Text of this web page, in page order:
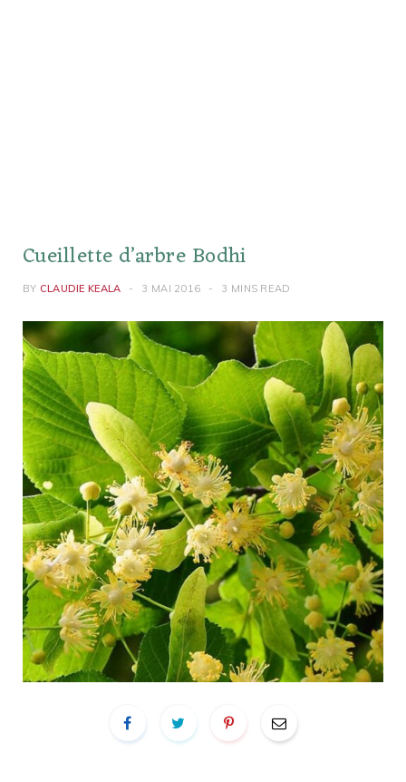
Cueillette d’arbre Bodhi
BY CLAUDIE KEALA 3 MAI 2016 3 MINS READ